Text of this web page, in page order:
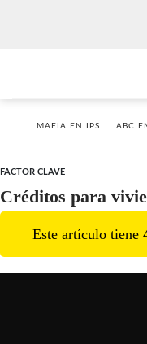
MAFIA EN IPS ABC
FACTOR CLAVE
Créditos para
Este artículo tiene